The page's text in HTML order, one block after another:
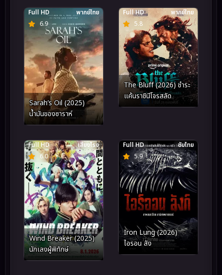
6.9
Full HD พากย์ไทย
Sarah’s Oil (2025)
น้ำมันของซาราห์
5.8
Full HD พากย์ไทย
The Bluff (2026) ชำระ
แค้นราชินีโจรสลัด
6.0
Full HD เสียงโรง
Wind Breaker (2025)
นักเลงผู้พิทักษ์
5.9
Full HD ซับไทย
Iron Lung (2026)
ไอรอน ลัง